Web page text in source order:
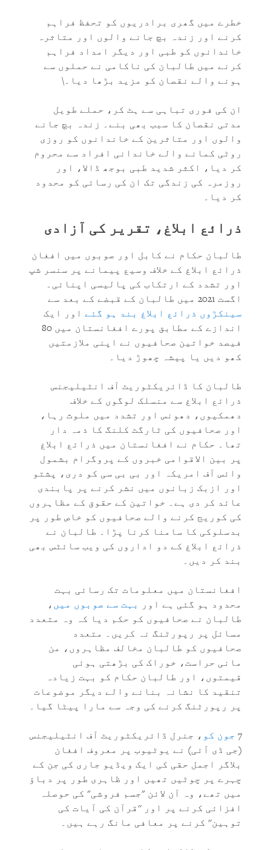
خطرے میں گھری برادریوں کو تحفظ فراہم
کرنے اور زندہ بچ جانے والوں اور متاثرہ
خاندانوں کو طبی اور دیگر امداد فراہم
کرنے میں طالبان کی ناکامی نے حملوں سے
ہونے والے نقصان کو مزید بڑھا دیا۔\
ان کی فوری تباہی سے ہٹ کر، حملے طویل
مدتی نقصان کا سبب بھی بنے۔ زندہ بچ جانے
والوں اور متاثرین کے خاندانوں کو روزی
روٹی کمانے والے خاندانی افراد سے محروم
کر دیا، اکثر شدید طبی بوجھ ڈالا، اور
روزمرہ کی زندگی تک ان کی رسائی کو محدود
کر دیا۔
ذرائع ابلاغ، تقریر کی آزادی
طالبان حکام نے کابل اور صوبوں میں افغان
ذرائع ابلاغ کے خلاف وسیع پیمانے پر سنسر شپ
اور تشدد کے ارتکاب کی پالیسی اپنائی۔
اگست 2021 میں طالبان کے قبضے کے بعد سے
سینکڑوں ذرائع ابلاغ بند ہو گئے اور ایک
اندازے کے مطابق پورے افغانستان میں 80
فیصد خواتین صحافیوں نے اپنی ملازمتیں
کھو دیں یا پیشہ چھوڑ دیا۔
طالبان کا ڈائریکٹوریٹ آف انٹیلیجنس
ذرائع ابلاغ سے منسلک لوگوں کے خلاف
دھمکیوں، دھونس اور تشدد میں ملوث رہا،
اور صحافیوں کی ٹارگٹ کلنگ کا ذمہ دار
تھا۔ حکام نے افغانستان میں ذرائع ابلاغ
پر بین الاقوامی خبروں کے پروگرام بشمول
وائس آف امریکہ اور بی بی سی کو دری، پشتو
اور ازبک زبانوں میں نشر کرنے پر پابندی
عائد کر دی ہے۔ خواتین کے حقوق کے مظاہروں
کی کوریج کرنے والے صحافیوں کو خاص طور پر
بدسلوکی کا سامنا کرنا پڑا۔ طالبان نے
ذرائع ابلاغ کے دو اداروں کی ویب سائٹس بھی
بند کر دیں۔
افغانستان میں معلومات تک رسائی بہت
محدود ہو گئی ہے اور
بہت سے صوبوں میں ،
طالبان نے صحافیوں کو حکم دیا کہ وہ متعدد
مسائل پر رپورٹنگ نہ کریں۔ متعدد
صحافیوں کو طالبان مخالف مظاہروں، من
مانی حراست، خوراک کی بڑھتی ہوئی
قیمتوں، اور طالبان حکام کو بہت زیادہ
تنقید کا نشانہ بنانے والے دیگر موضوعات
پر رپورٹنگ کرنے کی وجہ سے مارا پیٹا گیا۔
7 جون کو ، جنرل ڈائریکٹوریٹ آف انٹیلیجنس
(جی ڈی آئی) نے یوٹیوب پر معروف افغان
بلاگر اجمل حقی کی ایک ویڈیو جاری کی جن کے
چہرے پر چوٹیں تھیں اور ظاہری طور پر دباؤ
میں تھے، وہ آن لائن "جسم فروشی" کی حوصلہ
افزائی کرنے پر اور ''قرآن کی آيات کی
توہین'' کرنے پر معافی مانگ رہے ہیں۔